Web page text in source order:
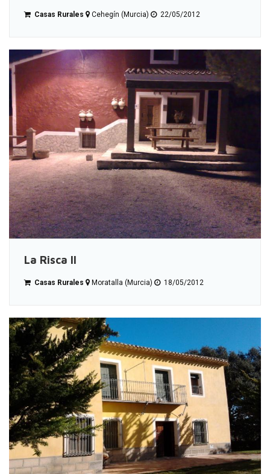
Casas Rurales Cehegín (Murcia) 22/05/2012
La Risca ll
Casas Rurales Moratalla (Murcia) 18/05/2012